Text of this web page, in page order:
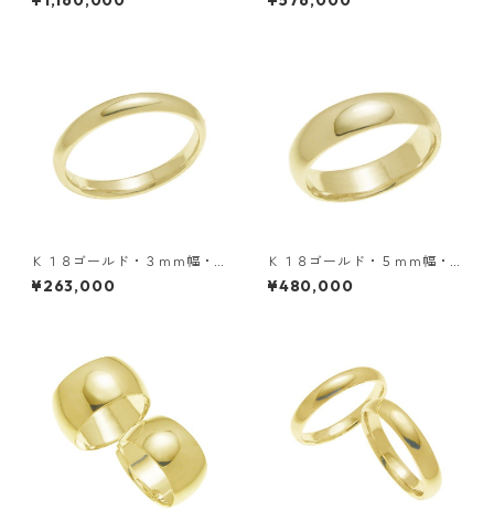
ング
Ｋ１８ゴールド・３ｍｍ幅・
甲丸リング
¥263,000
Ｋ１８ゴールド・５ｍｍ幅・
甲丸リング
¥480,000